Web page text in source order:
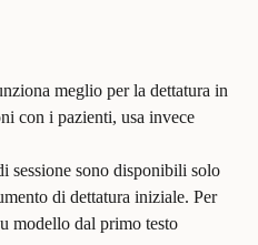
meglio per la dettatura in
con i pazienti, usa invece
sessione sono disponibili solo
di dettatura iniziale. Per
modello dal primo testo